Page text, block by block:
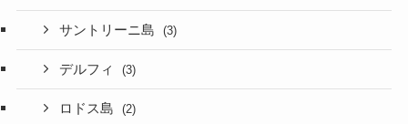
サントリーニ島 (3)
デルフィ (3)
ロドス島 (2)